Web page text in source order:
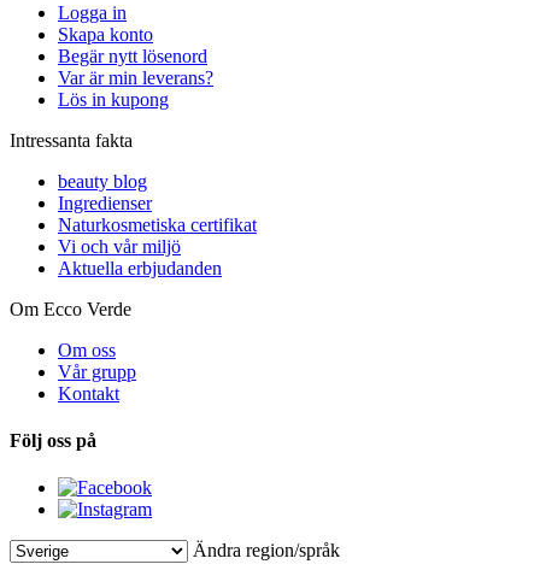
Logga in
Skapa konto
Begär nytt lösenord
Var är min leverans?
Lös in kupong
Intressanta fakta
beauty blog
Ingredienser
Naturkosmetiska certifikat
Vi och vår miljö
Aktuella erbjudanden
Om Ecco Verde
Om oss
Vår grupp
Kontakt
Följ oss på
Ändra region/språk